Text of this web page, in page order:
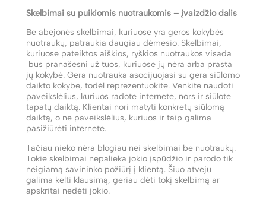
Skelbimai su puikiomis nuotraukomis – įvaizdžio dalis
Be abejonės skelbimai, kuriuose yra geros kokybės
nuotraukų, patraukia daugiau dėmesio. Skelbimai,
kuriuose pateiktos aiškios, ryškios nuotraukos visada
bus pranašesni už tuos, kuriuose jų nėra arba prasta
jų kokybė. Gera nuotrauka asocijuojasi su gera siūlomo
daikto kokybe, todėl reprezentuokite. Venkite naudoti
paveikslėlius, kuriuos radote internete, nors ir siūlote
tapatų daiktą. Klientai nori matyti konkretų siūlomą
daiktą, o ne paveikslėlius, kuriuos ir taip galima
pasižiūrėti internete.
Tačiau nieko nėra blogiau nei skelbimai be nuotraukų.
Tokie skelbimai nepalieka jokio įspūdžio ir parodo tik
neigiamą savininko požiūrį į klientą. Šiuo atveju
galima kelti klausimą, geriau dėti tokį skelbimą ar
apskritai nedėti jokio.